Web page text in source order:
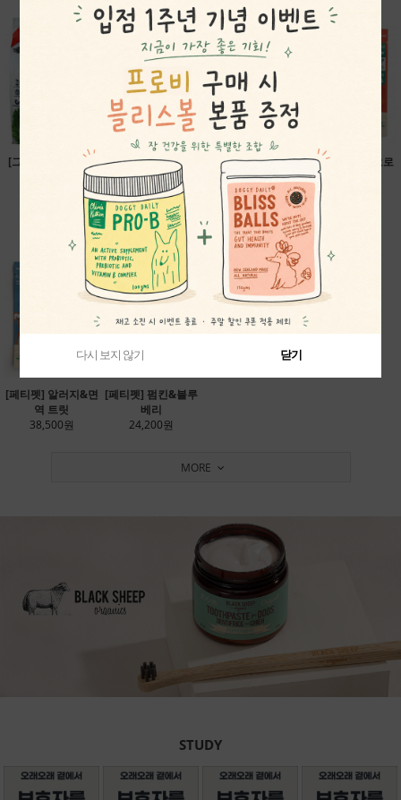
[그랜마 루시] 마카
[게더] 앤드레스 밸
리 비건 레시피 (유
통기한 할인)
58,400원
[브이-플래닛] 비건
독 푸드 미니바이트
2.04kg
39,900원
[페티펫] 비건 요로
[페티펫] 알러지&면
역 트릿
38,500원
[페티펫] 펌킨&블루
베리
24,200원
MORE
STUDY
다시 보지 않기 닫기
다시 보지 않기 닫기
다시 보지 않기 닫기